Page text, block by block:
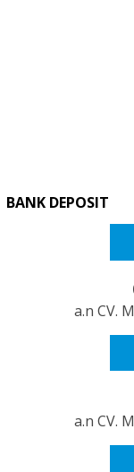
BANK DEPOSIT
a.n CV.
a.n CV.